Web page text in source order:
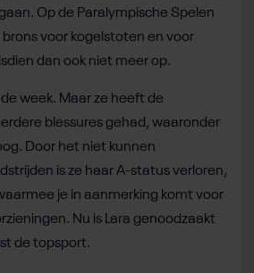
Op de Paralympische Spelen
voor kogelstoten en voor
dan ook niet meer op.
week. Maar ze heeft de
blessures gehad, waaronder
Door het niet kunnen
is ze haar A-status verloren,
je in aanmerking komt voor
Nu is Lara genoodzaakt
de topsport.